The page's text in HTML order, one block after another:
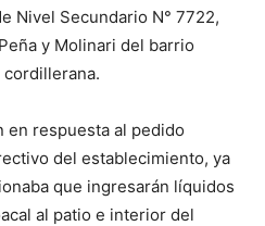
Nivel Secundario N° 7722,
y Molinari del barrio
en respuesta al pedido
del establecimiento, ya
que ingresarán líquidos
al patio e interior del